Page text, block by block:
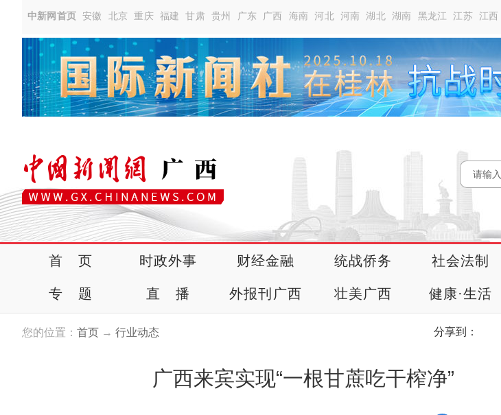
中新网首页 安徽 北京 重庆 福建 甘肃 贵州 广东 广西 海南 河北 河南 湖北 湖南 黑龙江 江苏 江西
首 页 时政外事 财经金融 统战侨务 社会法制
专 题 直 播 外报刊广西 壮美广西 健康·生活
您的位置： 首页 → 行业动态 分享到：
广西来宾实现“一根甘蔗吃干榨净”